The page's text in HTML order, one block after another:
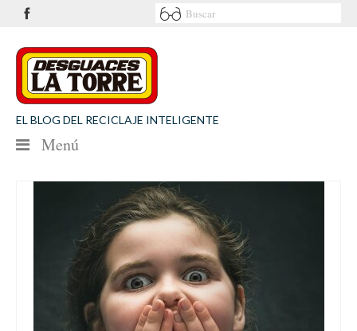
EL BLOG DEL RECICLAJE INTELIGENTE
Menú
NOTICIAS
SEGURIDAD VIAL
MEDIO AMBIENTE
PATROCINIOS
CONTACTO